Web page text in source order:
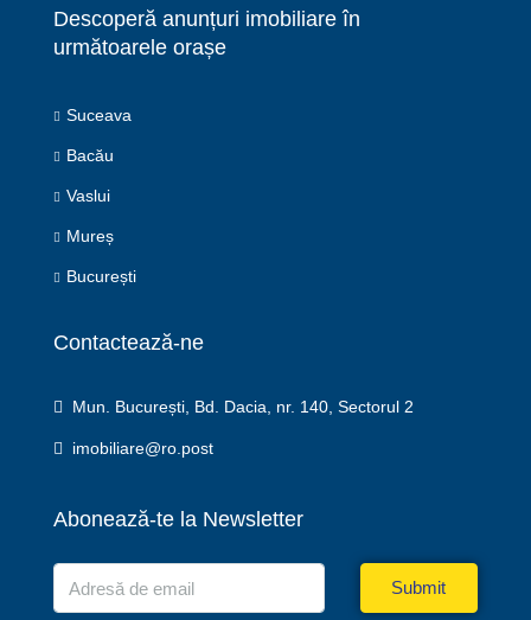
Descoperă anunțuri imobiliare în
următoarele orașe
Suceava
Bacău
Vaslui
Mureș
București
Contactează-ne
Mun. București, Bd. Dacia, nr. 140, Sectorul 2
imobiliare@ro.post
Abonează-te la Newsletter
Submit